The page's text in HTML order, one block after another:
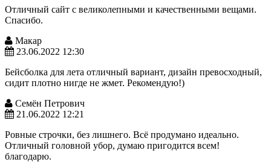
Отличный сайт с великолепными и качественными вещами.
Спасибо.
Макар
23.06.2022 12:30
Бейсболка для лета отличный вариант, дизайн превосходный,
сидит плотно нигде не жмет. Рекомендую!)
Семён Петрович
21.06.2022 12:21
Ровные строчки, без лишнего. Всё продумано идеально.
Отличный головной убор, думаю пригодится всем!
благодарю.